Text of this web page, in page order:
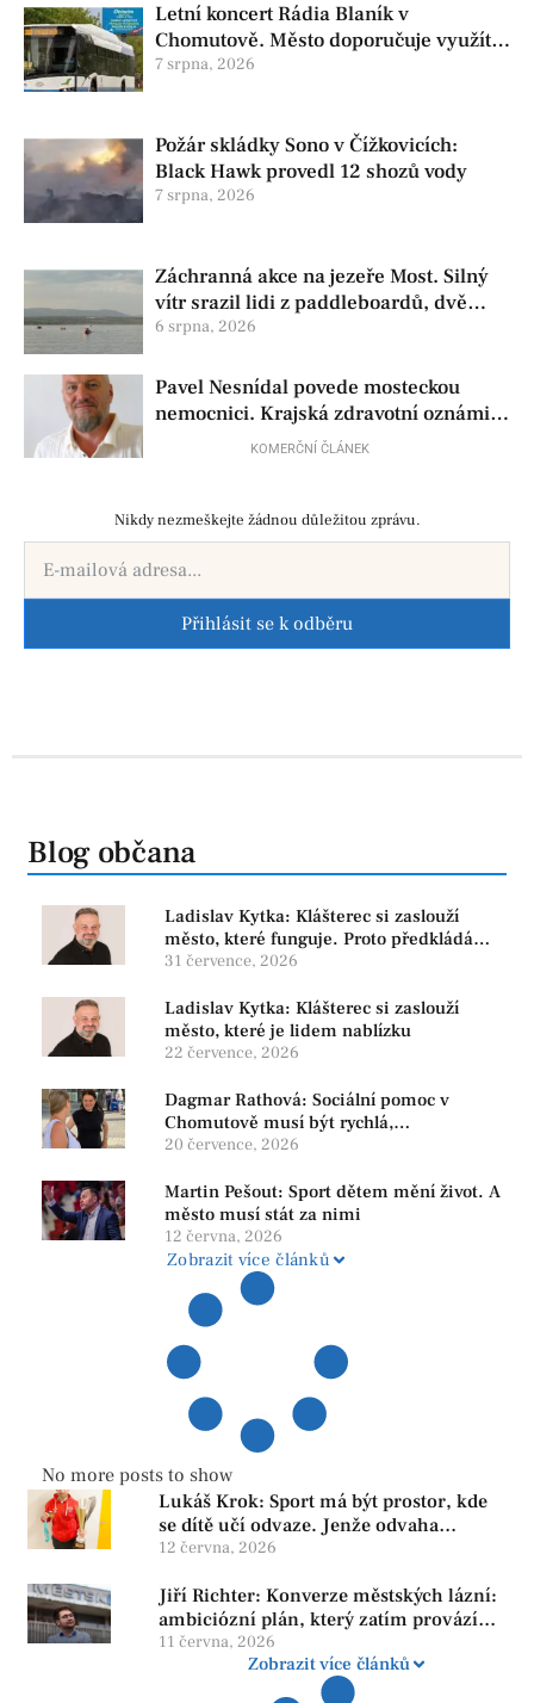
Letní koncert Rádia Blaník v
Chomutově. Město doporučuje využít
MHD
7 srpna, 2026
Požár skládky Sono v Čížkovicích:
Black Hawk provedl 12 shozů vody
7 srpna, 2026
Záchranná akce na jezeře Most. Silný
vítr srazil lidi z paddleboardů, dvě
osoby se pohřešují
6 srpna, 2026
Pavel Nesnídal povede mosteckou
nemocnici. Krajská zdravotní oznámila
změnu ve vedeníKOMERČNÍ ČLÁNEK
Nikdy nezmeškejte žádnou důležitou zprávu.
Přihlásit se k odběru
Blog občana
Ladislav Kytka: Klášterec si zaslouží
město, které funguje. Proto předkládáme
program, který řeší skutečné problémy
31 července, 2026
Ladislav Kytka: Klášterec si zaslouží
město, které je lidem nablízku
22 července, 2026
Dagmar Rathová: Sociální pomoc v
Chomutově musí být rychlá,
srozumitelná a férová. Ne udržovat lidi v
20 července, 2026
Martin Pešout: Sport dětem mění život. A
město musí stát za nimi
12 června, 2026
Zobrazit více článků
No more posts to show
Lukáš Krok: Sport má být prostor, kde
se dítě učí odvaze. Jenže odvaha
neroste tam, kde se bojí udělat chybu.
12 června, 2026
Jiří Richter: Konverze městských lázní:
ambiciózní plán, který zatím provází
více otazníků než jistot
11 června, 2026
Zobrazit více článků